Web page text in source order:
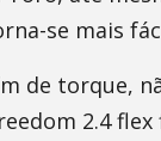
se mais
de torque,
2.4